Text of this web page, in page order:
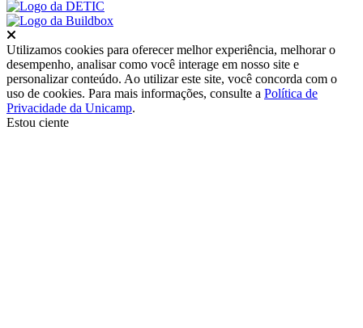
Utilizamos cookies para oferecer melhor experiência, melhorar o
desempenho, analisar como você interage em nosso site e
personalizar conteúdo. Ao utilizar este site, você concorda com o
uso de cookies. Para mais informações, consulte a Política de
Privacidade da Unicamp.
Estou ciente